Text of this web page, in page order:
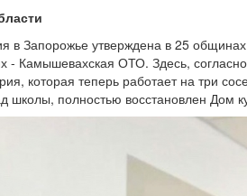
в Запорожье утверждена в 25
- Камышевахская ОТО. Здесь,
которая теперь работает на три
школы, полностью восстановлен Дом